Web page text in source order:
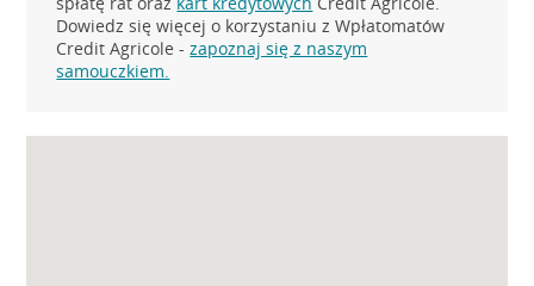
Dowiedz się więcej o korzystaniu z Wpłatomatów
Credit Agricole -zapoznaj się z naszym
samouczkiem.